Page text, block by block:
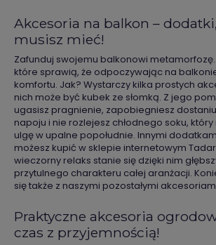
Akcesoria na balkon –
musisz mieć!
Zafunduj swojemu balkonowi
które sprawią, że odpoczywając na
komfortu. Jak? Wystarczy kilka prostych
nich może być kubek ze słomką. Z jego
ugasisz pragnienie, zapobiegniesz
napoju i nie rozlejesz chłodnego soku,
ulgę w upalne popołudnie. Innymi
możesz kupić w sklepie internetowym
wieczorny relaks stanie się dzięki nim
przytulnego charakteru całej aranżacji.
się także z naszymi pozostałymi
Praktyczne akcesoria
czas z przyjemnością!